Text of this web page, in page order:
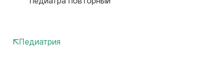
Педиатрия